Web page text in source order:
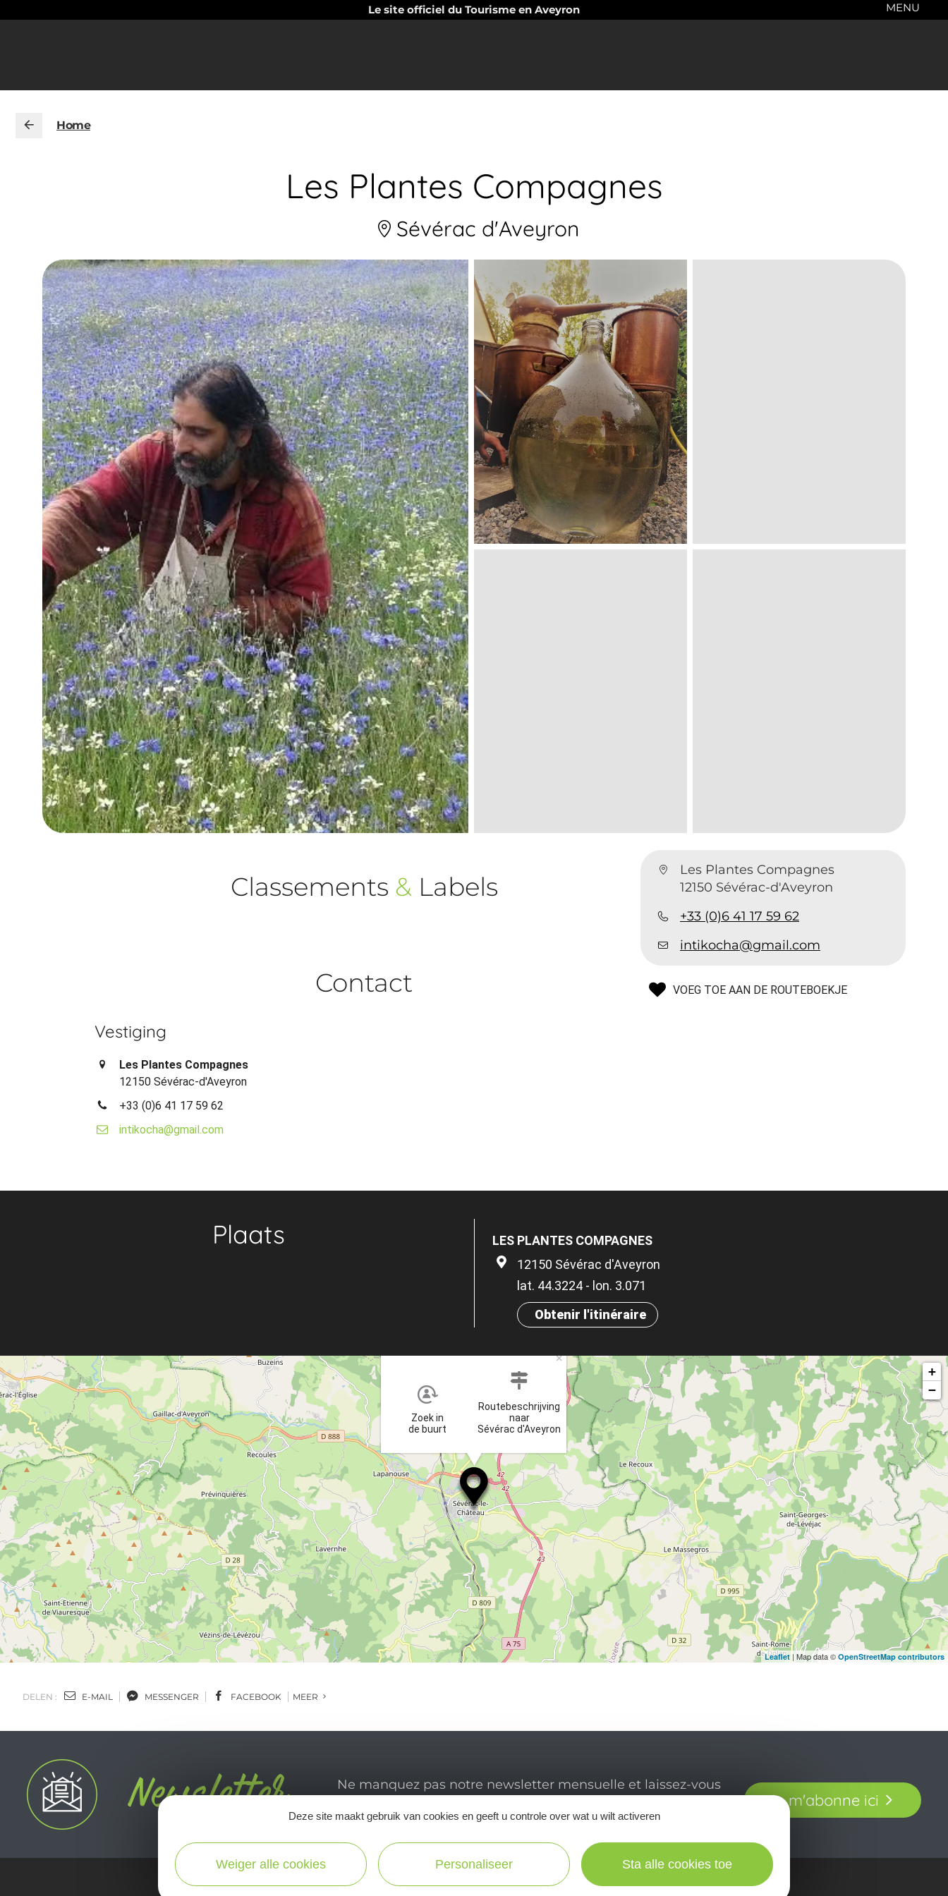
Le site officiel du Tourisme en Aveyron MENU
Home
Les Plantes Compagnes
Sévérac d'Aveyron
Les Plantes Compagnes
12150 Sévérac-d'Aveyron
+33 (0)6 41 17 59 62
intikocha@gmail.com
VOEG TOE AAN DE ROUTEBOEKJE
Classements & Labels
Contact
Vestiging
Les Plantes Compagnes
12150 Sévérac-d'Aveyron
+33 (0)6 41 17 59 62
intikocha@gmail.com
Plaats
LES PLANTES COMPAGNES
12150 Sévérac d'Aveyron
lat. 44.3224 - lon. 3.071
Obtenir l'itinéraire
Zoek in
de buurt
Routebeschrijving
naar
Sévérac d'Aveyron
×
+
−
Leaflet | Map data © OpenStreetMap contributors
DELEN : E-MAIL MESSENGER FACEBOOK MEER
Ne manquez pas notre newsletter mensuelle et laissez-vous
Je m'abonne ici
Deze site maakt gebruik van cookies en geeft u controle over wat u wilt activeren
Weiger alle cookies Personaliseer Sta alle cookies toe